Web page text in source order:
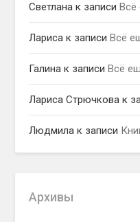
Светлана к записи
Лариса к записи Всё
Галина к записи Всё
Лариса Стрючкова к
Людмила к записи
Архивы